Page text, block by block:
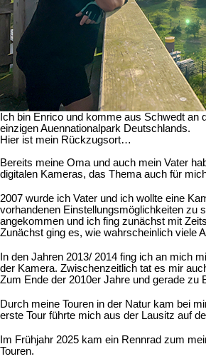
Ich bin Enrico und komme aus Schwedt
einzigen Auennationalpark Deutschlands.
Hier ist mein Rückzugsort…
Bereits meine Oma und auch mein Vater
digitalen Kameras, das Thema auch für
2007 wurde ich Vater und ich wollte eine
vorhandenen Einstellungsmöglichkeiten zu
angekommen und ich fing zunächst mit
Zunächst ging es, wie wahrscheinlich viele
In den Jahren 2013/ 2014 fing ich an mich
der Kamera. Zwischenzeitlich tat es mir
Zum Ende der 2010er Jahre und gerade zu
Durch meine Touren in der Natur kam bei
erste Tour führte mich aus der Lausitz auf
Im Frühjahr 2025 kam ein Rennrad zum
Touren.